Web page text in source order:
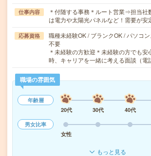
仕事内容
＊付随する事務＊ルート営業⇒担当社
は電力や太陽光パネルなど！需要が
応募資格
職種未経験OK / ブランクOK / パソコ
不要
＊未経験の方歓迎＊未経験の方でも
時、キャリアを一緒に考える面談（
職場の雰囲気
年齢層
20代
30代 40代
男女比率
女性
もっと見る